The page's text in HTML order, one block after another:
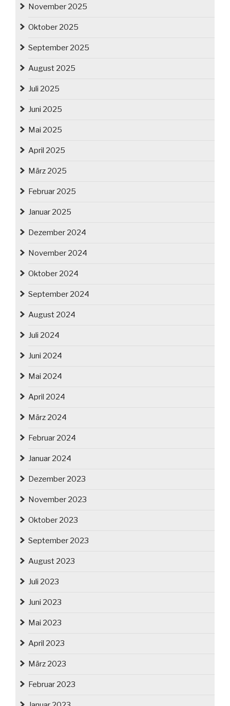
November 2025
Oktober 2025
September 2025
August 2025
Juli 2025
Juni 2025
Mai 2025
April 2025
März 2025
Februar 2025
Januar 2025
Dezember 2024
November 2024
Oktober 2024
September 2024
August 2024
Juli 2024
Juni 2024
Mai 2024
April 2024
März 2024
Februar 2024
Januar 2024
Dezember 2023
November 2023
Oktober 2023
September 2023
August 2023
Juli 2023
Juni 2023
Mai 2023
April 2023
März 2023
Februar 2023